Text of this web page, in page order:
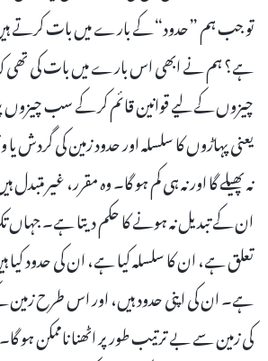
تو جب ہم ”حدود“ کے بارے میں بات کرتے
ہے؟ ہم نے ابھی اس بارے میں بات کی تھی
چیزوں کے لیے قوانین قائم کر کے سب
یعنی پہاڑوں کا سلسلہ اور حدود زمین کی
نہ پھیلے گا اور نہ ہی کم ہو گا۔ وہ مقرر، غیر
ان کے تبدیل نہ ہونے کا حکم دیتا ہے۔ جہاں
تعلق ہے، ان کا سلسلہ کیا ہے، ان کی حدود کیا
ہے۔ ان کی اپنی حدود ہیں، اور اس طرح زمین
کی زمین سے بے ترتیب طور پر اٹھنا ناممکن ہو